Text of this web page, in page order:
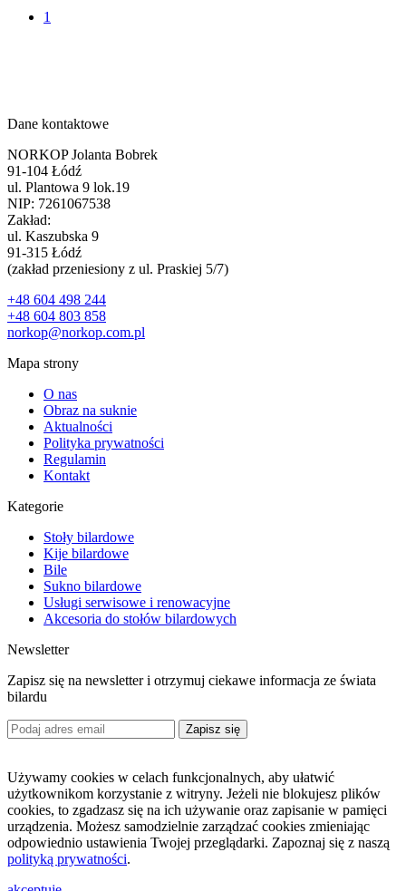
1
Dane kontaktowe
NORKOP Jolanta Bobrek
91-104 Łódź
ul. Plantowa 9 lok.19
NIP: 7261067538
Zakład:
ul. Kaszubska 9
91-315 Łódź
(zakład przeniesiony z ul. Praskiej 5/7)
+48 604 498 244
+48 604 803 858
norkop@norkop.com.pl
Mapa strony
O nas
Obraz na suknie
Aktualności
Polityka prywatności
Regulamin
Kontakt
Kategorie
Stoły bilardowe
Kije bilardowe
Bile
Sukno bilardowe
Usługi serwisowe i renowacyjne
Akcesoria do stołów bilardowych
Newsletter
Zapisz się na newsletter i otrzymuj ciekawe informacja ze świata
bilardu
Zapisz się
Używamy cookies w celach funkcjonalnych, aby ułatwić
użytkownikom korzystanie z witryny. Jeżeli nie blokujesz plików
cookies, to zgadzasz się na ich używanie oraz zapisanie w pamięci
urządzenia. Możesz samodzielnie zarządzać cookies zmieniając
odpowiednio ustawienia Twojej przeglądarki. Zapoznaj się z naszą
polityką prywatności.